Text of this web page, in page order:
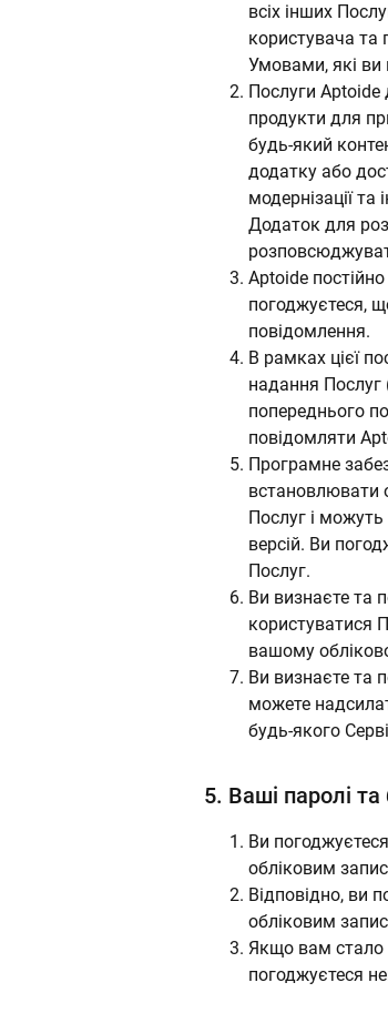
всіх інших
користувача та
Умовами, які ви
Послуги Aptoide
продукти для
будь-який
додатку або
модернізації
Додаток для
Aptoide
погоджуєтеся,
повідомлення.
В рамках цієї
надання Послуг
попереднього
повідомляти
Програмне
встановлювати
Послуг і
версій. Ви
Послуг.
Ви визнаєте та
користуватися
вашому
Ви визнаєте та
можете
будь-якого
5. Ваші паролі та
Ви
обліковим
Відповідно, ви
обліковим
Якщо вам стало
погоджуєтеся